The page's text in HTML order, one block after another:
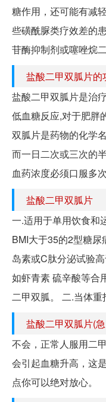
糖作用，还可能有减
些磺酰脲类疗效差的
苷酶抑制剂或噻唑烷
盐酸二甲双胍片
盐酸二甲双胍片是治
低血糖反应,对于肥胖
双胍片是药物的化学
而一日二次或三次的
血药浓度必须口服多
盐酸二甲双胍片
一.适用于单用饮食和
BMI大于35的2型糖
岛素或C肽分泌试验
如虾青素 硫辛酸等合
二甲双胍。 二.当体重
盐酸二甲双胍片(
不会，正常人服用二
会引起血糖升高，这
点你可以绝对放心。